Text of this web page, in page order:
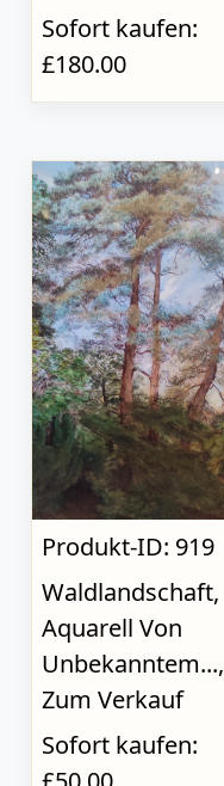
Sofort kaufen:
£180.00
Produkt-ID: 919
Waldlandschaft,
Aquarell Von
Unbekanntem...,
Zum Verkauf
Sofort kaufen: